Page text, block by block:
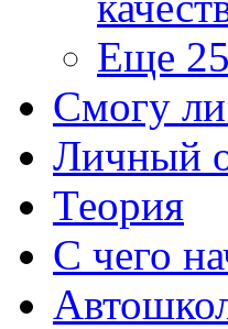
Еще 25
Смогу
Личный
Теория
С чего